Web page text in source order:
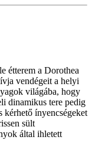
étterem a Dorothea
vendégeit a helyi
világába, hogy
dinamikus tere pedig
kérhető ínyencségeket
sült
által ihletett